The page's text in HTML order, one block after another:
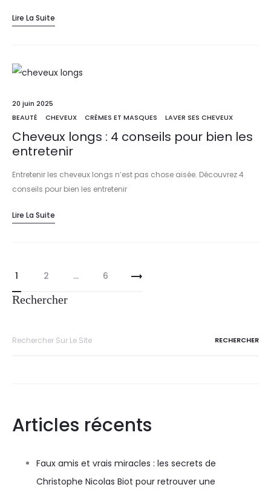
Lire La Suite
20 juin 2025
BEAUTÉ
CHEVEUX CRÈMES ET MASQUES LAVER SES CHEVEUX
Cheveux longs : 4 conseils pour bien les
entretenir
Entretenir les cheveux longs n’est pas chose aisée. Découvrez 4
conseils pour bien les entretenir
Lire La Suite
1 2 … 6
Rechercher
Articles récents
Faux amis et vrais miracles : les secrets de
Christophe Nicolas Biot pour retrouver une